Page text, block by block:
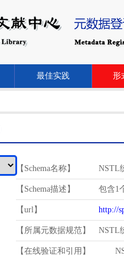
最佳实践 形
【Schema名称】 NSTL
【Schema描述】 包含1
【url】 http://
【所属元数据规范】 NSTL
【在线验证和引用】